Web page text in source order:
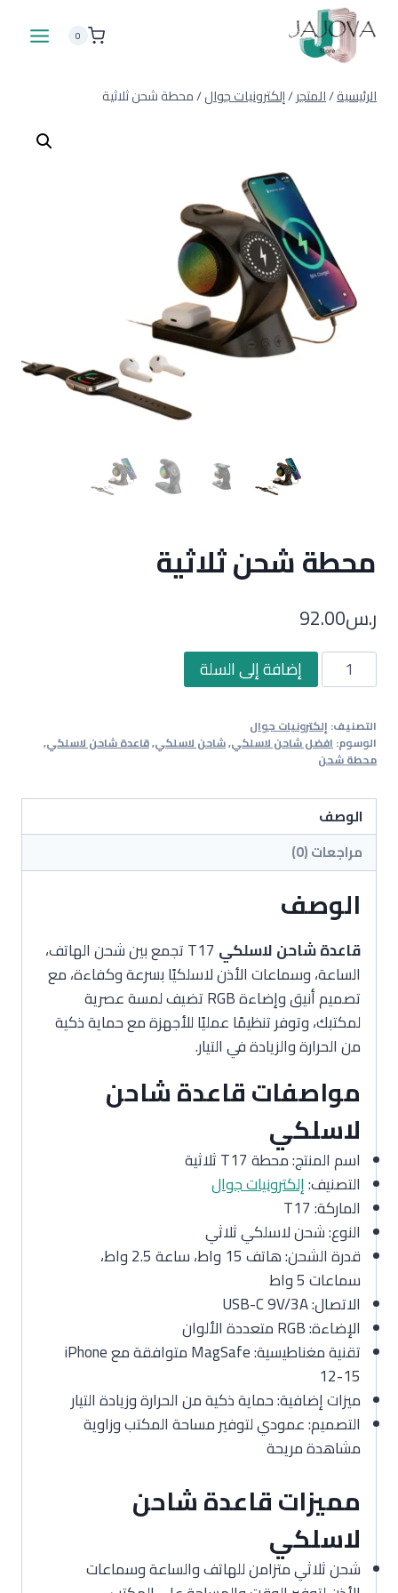
المحتوى
0
الرئيسية/المتجر/إلكترونيات جوال/محطة شحن ثلاثية
محطة شحن ثلاثية
ر.س92.00
كمية
محطة
ثلاثية
إضافة إلى السلة
التصنيف: إلكترونيات جوال
الوسوم:افضل شاحن لاسلكي,شاحن لاسلكي,قاعدة شاحن لاسلكي,
محطة شحن
الوصف
مراجعات (0)
الوصف
قاعدة شاحن لاسلكي
T17 تجمع بين شحن الهاتف،
الساعة، وسماعات الأذن لاسلكيًا بسرعة وكفاءة، مع
تصميم أنيق وإضاءة RGB تضيف لمسة عصرية
لمكتبك، وتوفر تنظيمًا عمليًا للأجهزة مع حماية ذكية
من الحرارة والزيادة في التيار.
مواصفات قاعدة شاحن
لاسلكي
اسم المنتج: محطة T17 ثلاثية
التصنيف:إلكترونيات جوال
الماركة: T17
النوع: شحن لاسلكي ثلاثي
قدرة الشحن: هاتف 15 واط، ساعة 2.5 واط،
سماعات 5 واط
الاتصال: USB-C 9V/3A
الإضاءة: RGB متعددة الألوان
تقنية مغناطيسية: MagSafe متوافقة مع iPhone
12-15
ميزات إضافية: حماية ذكية من الحرارة وزيادة التيار
التصميم: عمودي لتوفير مساحة المكتب وزاوية
مشاهدة مريحة
مميزات قاعدة شاحن
لاسلكي
شحن ثلاثي متزامن للهاتف والساعة وسماعات